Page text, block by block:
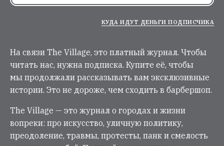
КУДА ИДУТ ДЕНЬГИ ПОДПИСЧИКА
На связи The Village, это платный журнал. Чтобы
читать нас, нужна подписка. Купите её, чтобы
мы продолжали рассказывать вам эксклюзивные
истории. Это не дороже, чем сходить в барбершоп.
The Village — это журнал о городах и жизни
вопреки: про искусство, уличную политику,
преодоление, травмы, протесты, панк и смелость